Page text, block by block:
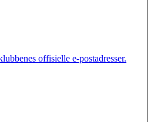
offisielle e-postadresser.